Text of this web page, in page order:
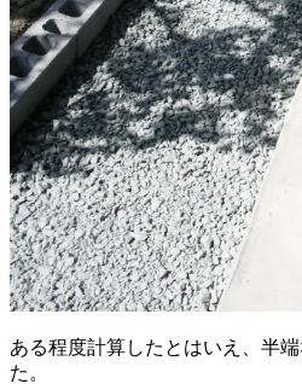
ある程度計算したとはいえ、半
た。